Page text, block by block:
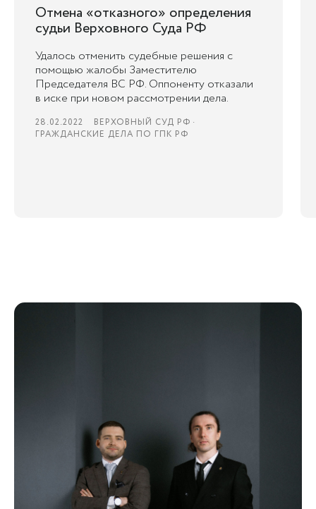
Отмена «отказного» определения
судьи Верховного Суда РФ
Удалось отменить судебные решения с
помощью жалобы Заместителю
Председателя ВС РФ. Оппоненту отказали
в иске при новом рассмотрении дела.
28.02.2022
ВЕРХОВНЫЙ СУД РФ
ГРАЖДАНСКИЕ ДЕЛА ПО ГПК РФ